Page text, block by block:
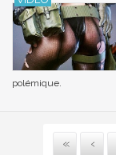
polémique.